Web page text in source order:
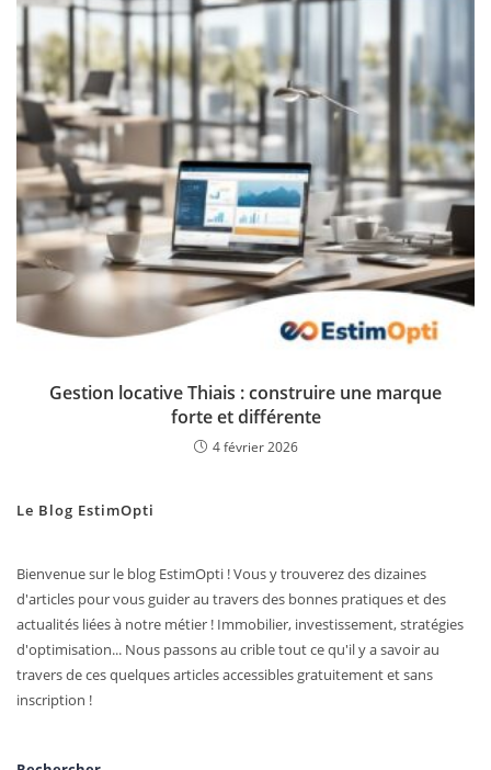
Gestion locative Thiais : construire une marque
forte et différente
4 février 2026
Le Blog EstimOpti
Bienvenue sur le blog EstimOpti ! Vous y trouverez des dizaines
d'articles pour vous guider au travers des bonnes pratiques et des
actualités liées à notre métier ! Immobilier, investissement, stratégies
d'optimisation... Nous passons au crible tout ce qu'il y a savoir au
travers de ces quelques articles accessibles gratuitement et sans
inscription !